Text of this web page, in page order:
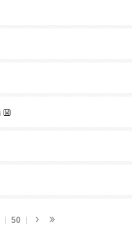
50